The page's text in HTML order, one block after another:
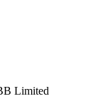
Limited